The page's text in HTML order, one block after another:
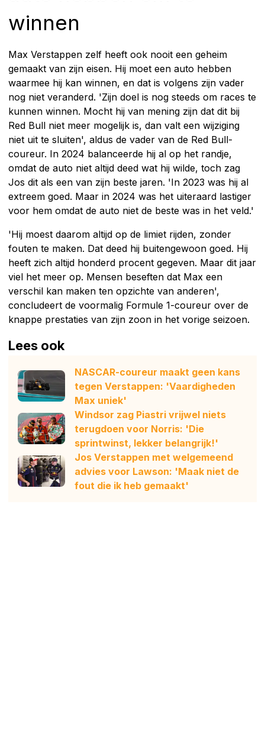
winnen
Max Verstappen zelf heeft ook nooit een geheim
gemaakt van zijn eisen. Hij moet een auto hebben
waarmee hij kan winnen, en dat is volgens zijn vader
nog niet veranderd. 'Zijn doel is nog steeds om races te
kunnen winnen. Mocht hij van mening zijn dat dit bij
Red Bull niet meer mogelijk is, dan valt een wijziging
niet uit te sluiten', aldus de vader van de Red Bull-
coureur. In 2024 balanceerde hij al op het randje,
omdat de auto niet altijd deed wat hij wilde, toch zag
Jos dit als een van zijn beste jaren. 'In 2023 was hij al
extreem goed. Maar in 2024 was het uiteraard lastiger
voor hem omdat de auto niet de beste was in het veld.'
'Hij moest daarom altijd op de limiet rijden, zonder
fouten te maken. Dat deed hij buitengewoon goed. Hij
heeft zich altijd honderd procent gegeven. Maar dit jaar
viel het meer op. Mensen beseften dat Max een
verschil kan maken ten opzichte van anderen',
concludeert de voormalig Formule 1-coureur over de
knappe prestaties van zijn zoon in het vorige seizoen.
Lees ook
NASCAR-coureur maakt geen kans
tegen Verstappen: 'Vaardigheden
Max uniek'
Windsor zag Piastri vrijwel niets
terugdoen voor Norris: 'Die
sprintwinst, lekker belangrijk!'
Jos Verstappen met welgemeend
advies voor Lawson: 'Maak niet de
fout die ik heb gemaakt'